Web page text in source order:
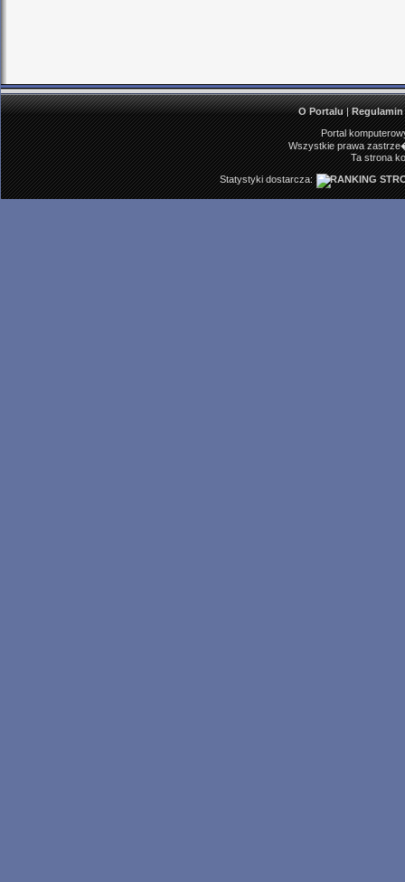
O Portalu|Regulamin
Portal
Wszystkie prawa
Ta strona
Statystyki dostarcza: